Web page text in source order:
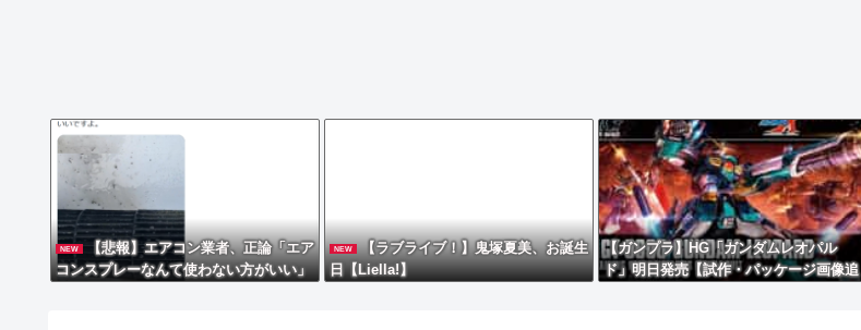
NEW
【悲報】エアコン業者、正論「エア
コンスプレーなんて使わない方がいい」
NEW
【ラブライブ！】鬼塚夏美、お誕生
日【Liella!】
【ガンプラ】HG「ガンダムレオパル
ド」明日発売【試作・パッケージ画像追